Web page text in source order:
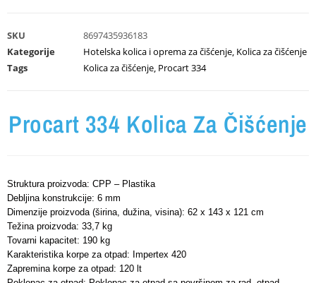
SKU
8697435936183
Kategorije
Hotelska kolica i oprema za čišćenje, Kolica za čišćenje
Tags
Kolica za čišćenje, Procart 334
Procart 334 Kolica Za Čišćenje
Struktura proizvoda: CPP – Plastika
Debljina konstrukcije: 6 mm
Dimenzije proizvoda (širina, dužina, visina): 62 x 143 x 121 cm
Težina proizvoda: 33,7 kg
Tovarni kapacitet: 190 kg
Karakteristika korpe za otpad: Impertex 420
Zapremina korpe za otpad: 120 lt